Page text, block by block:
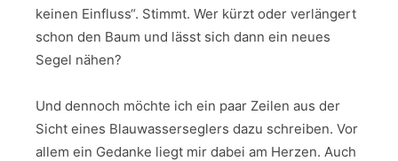
keinen Einfluss“. Stimmt. Wer kürzt oder verlängert
schon den Baum und lässt sich dann ein neues
Segel nähen?
Und dennoch möchte ich ein paar Zeilen aus der
Sicht eines Blauwasserseglers dazu schreiben. Vor
allem ein Gedanke liegt mir dabei am Herzen. Auch